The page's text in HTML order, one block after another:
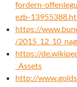
fordern-
ezb-
https://
/
https://
_Assets
http://